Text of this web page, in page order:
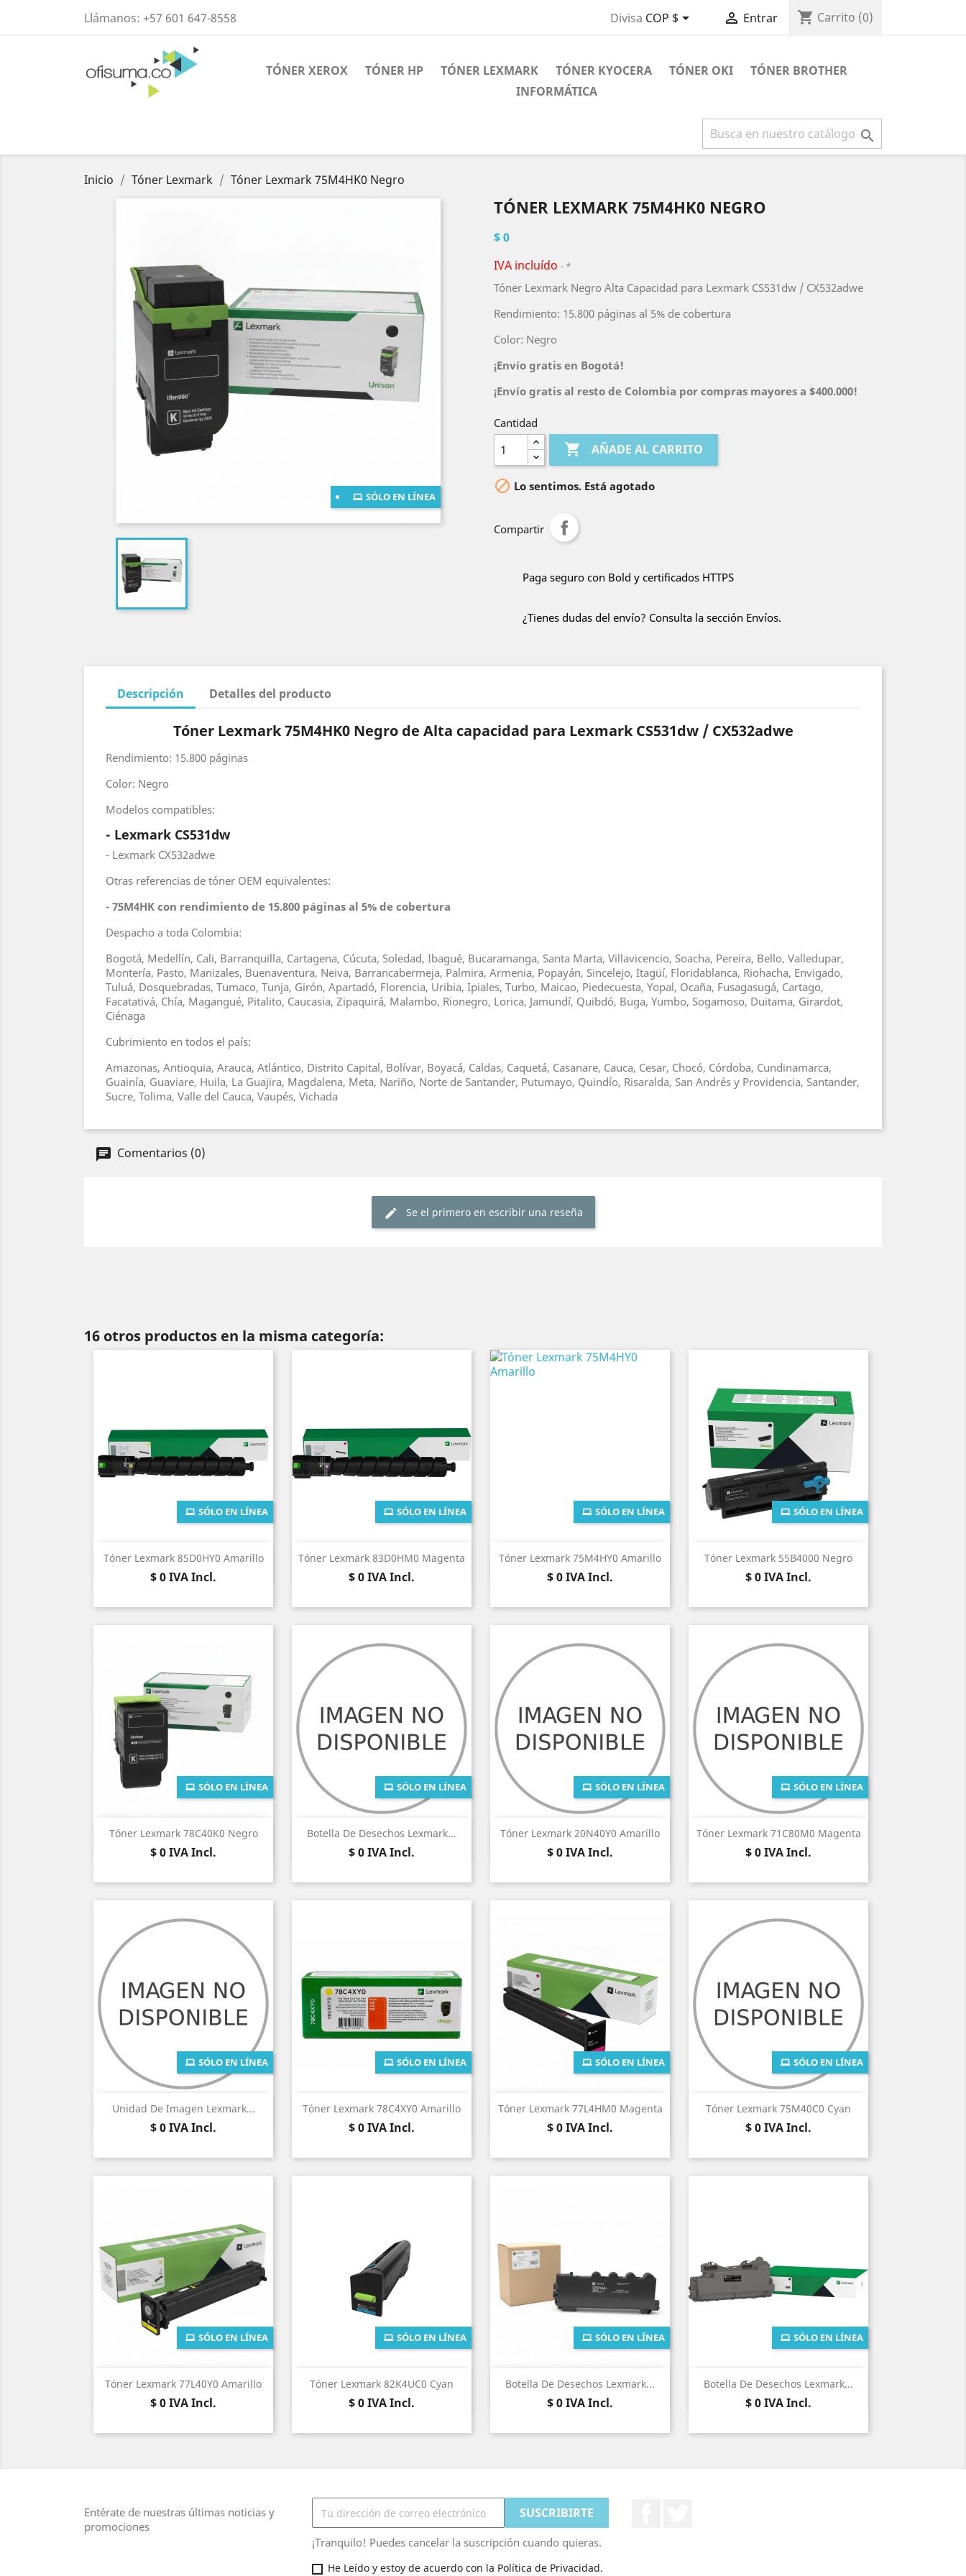
Llámanos: +57 601 647-8558 Divisa COP $  Entrar shopping_cart Carrito (0)
TÓNER XEROX TÓNER HP TÓNER LEXMARK TÓNER KYOCERA TÓNER OKI
TÓNER BROTHER
INFORMÁTICA

Inicio Tóner Lexmark Tóner Lexmark 75M4HK0 Negro
SÓLO EN LÍNEA
TÓNER LEXMARK 75M4HK0 NEGRO
$ 0
IVA incluído
*
Tóner Lexmark Negro Alta Capacidad para Lexmark CS531dw / CX532adwe
Rendimiento: 15.800 páginas al 5% de cobertura
Color: Negro
¡Envío gratis en Bogotá!
¡Envío gratis al resto de Colombia por compras mayores a $400.000!
Cantidad
 AÑADE AL CARRITO
 Lo sentimos. Está agotado
Compartir
Paga seguro con Bold y certificados HTTPS
¿Tienes dudas del envío? Consulta la sección Envíos.
Descripción Detalles del producto
Tóner Lexmark 75M4HK0 Negro de Alta capacidad para Lexmark CS531dw / CX532adwe
Rendimiento: 15.800 páginas
Color: Negro
Modelos compatibles:
- Lexmark CS531dw
- Lexmark CX532adwe
Otras referencias de tóner OEM equivalentes:
- 75M4HK con rendimiento de 15.800 páginas al 5% de cobertura
Despacho a toda Colombia:
Bogotá, Medellín, Cali, Barranquilla, Cartagena, Cúcuta, Soledad, Ibagué, Bucaramanga, Santa Marta, Villavicencio, Soacha, Pereira, Bello, Valledupar,
Montería, Pasto, Manizales, Buenaventura, Neiva, Barrancabermeja, Palmira, Armenia, Popayán, Sincelejo, Itagüí, Floridablanca, Riohacha, Envigado,
Tuluá, Dosquebradas, Tumaco, Tunja, Girón, Apartadó, Florencia, Uribia, Ipiales, Turbo, Maicao, Piedecuesta, Yopal, Ocaña, Fusagasugá, Cartago,
Facatativá, Chía, Magangué, Pitalito, Caucasia, Zipaquirá, Malambo, Rionegro, Lorica, Jamundí, Quibdó, Buga, Yumbo, Sogamoso, Duitama, Girardot,
Ciénaga
Cubrimiento en todos el país:
Amazonas, Antioquia, Arauca, Atlántico, Distrito Capital, Bolívar, Boyacá, Caldas, Caquetá, Casanare, Cauca, Cesar, Chocó, Córdoba, Cundinamarca,
Guainía, Guaviare, Huila, La Guajira, Magdalena, Meta, Nariño, Norte de Santander, Putumayo, Quindío, Risaralda, San Andrés y Providencia, Santander,
Sucre, Tolima, Valle del Cauca, Vaupés, Vichada
Comentarios (0)
Se el primero en escribir una reseña
16 otros productos en la misma categoría:
Tóner Lexmark 85D0HY0 Amarillo
Precio
$ 0IVA Incl.
SÓLO EN LÍNEA
Vista rápida Tóner Lexmark 83D0HM0 Magenta
Precio
$ 0IVA Incl.
SÓLO EN LÍNEA
Vista rápida Tóner Lexmark 75M4HY0 Amarillo
Precio
$ 0IVA Incl.
SÓLO EN LÍNEA
Vista rápida Tóner Lexmark 55B4000 Negro
Precio
$ 0IVA Incl.
SÓLO EN LÍNEA
Vista rápida
Tóner Lexmark 78C40K0 Negro
Precio
$ 0IVA Incl.
SÓLO EN LÍNEA
Vista rápida Botella De Desechos Lexmark...
Precio
$ 0IVA Incl.
SÓLO EN LÍNEA
 Vista rápida Tóner Lexmark 20N40Y0 Amarillo
Precio
$ 0IVA Incl.
SÓLO EN LÍNEA
Vista rápida Tóner Lexmark 71C80M0 Magenta
Precio
$ 0IVA Incl.
SÓLO EN LÍNEA
Vista rápida
Unidad De Imagen Lexmark...
Precio
$ 0IVA Incl.
SÓLO EN LÍNEA
Vista rápida Tóner Lexmark 78C4XY0 Amarillo
Precio
$ 0IVA Incl.
SÓLO EN LÍNEA
Vista rápida Tóner Lexmark 77L4HM0 Magenta
Precio
$ 0IVA Incl.
SÓLO EN LÍNEA
Vista rápida Tóner Lexmark 75M40C0 Cyan
Precio
$ 0IVA Incl.
SÓLO EN LÍNEA
Vista rápida
Tóner Lexmark 77L40Y0 Amarillo
Precio
$ 0IVA Incl.
SÓLO EN LÍNEA
Vista rápida Tóner Lexmark 82K4UC0 Cyan
Precio
$ 0IVA Incl.
SÓLO EN LÍNEA
Vista rápida Botella De Desechos Lexmark...
Precio
$ 0IVA Incl.
SÓLO EN LÍNEA
 Vista rápida Botella De Desechos Lexmark...
Precio
$ 0IVA Incl.
SÓLO EN LÍNEA
 Vista rápida
Entérate de nuestras últimas noticias y
promociones
¡Tranquilo! Puedes cancelar la suscripción cuando quieras.
He Leído y estoy de acuerdo con la Política de Privacidad.